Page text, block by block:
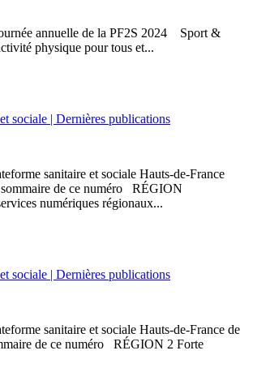
annuelle de la PF2S 2024 Sport &
physique pour tous et...
sociale | Dernières publications
sanitaire et sociale Hauts-de-France
de ce numéro RÉGION
numériques régionaux...
sociale | Dernières publications
sanitaire et sociale Hauts-de-France de
de ce numéro RÉGION 2 Forte